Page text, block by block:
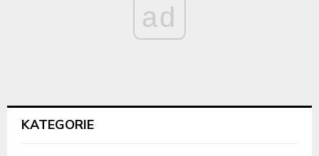
ad
KATEGORIE